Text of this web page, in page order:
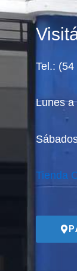
Tel.:
Lunes a
Tienda